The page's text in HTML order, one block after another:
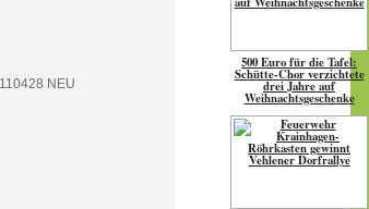
500 Euro für die Tafel:
Schütte-Chor verzichtete
drei Jahre auf
Weihnachtsgeschenke